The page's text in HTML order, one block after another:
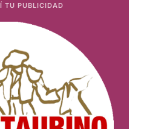
TU PUBLICIDAD